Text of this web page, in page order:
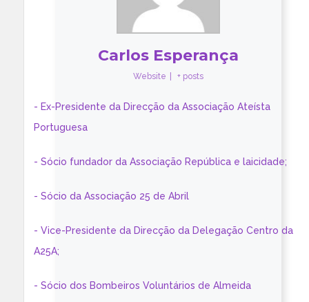
Carlos Esperança
Website + posts
- Ex-Presidente da Direcção da Associação Ateísta
Portuguesa
- Sócio fundador da Associação República e laicidade;
- Sócio da Associação 25 de Abril
- Vice-Presidente da Direcção da Delegação Centro da
A25A;
- Sócio dos Bombeiros Voluntários de Almeida